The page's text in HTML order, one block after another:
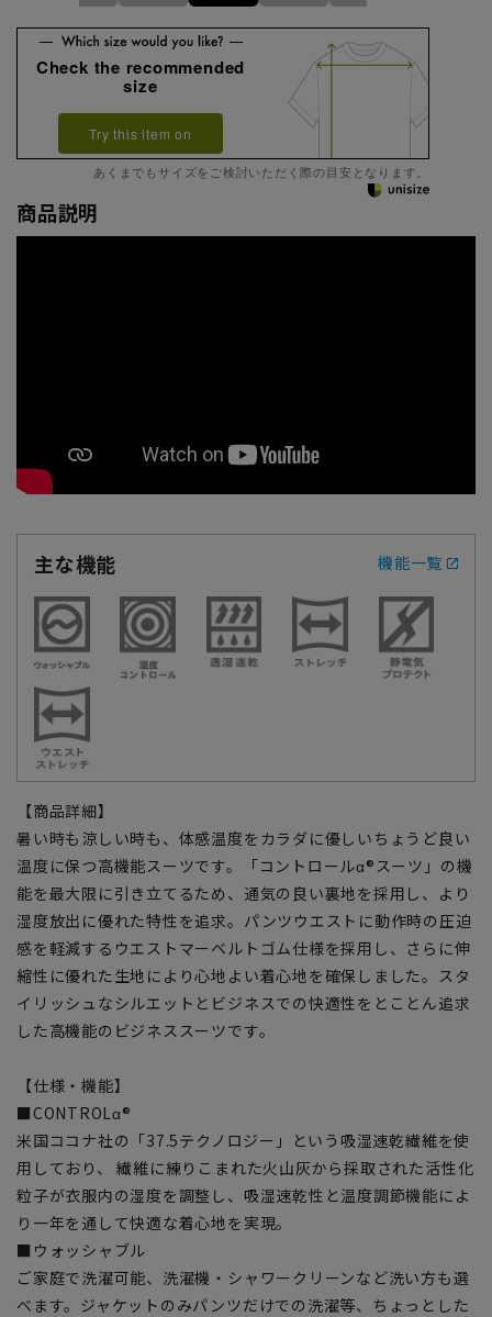
Check the recommended
size
Try this item on
あくまでもサイズをご検討いただく際の目安となります。
商品説明
主な機能 機能一覧
【商品詳細】
暑い時も涼しい時も、体感温度をカラダに優しいちょうど良い
温度に保つ高機能スーツです。「コントロールα®スーツ」の機
能を最大限に引き立てるため、通気の良い裏地を採用し、より
湿度放出に優れた特性を追求。パンツウエストに動作時の圧迫
感を軽減するウエストマーベルトゴム仕様を採用し、さらに伸
縮性に優れた生地により心地よい着心地を確保しました。スタ
イリッシュなシルエットとビジネスでの快適性をとことん追求
した高機能のビジネススーツです。
【仕様・機能】
■CONTROLα®
米国ココナ社の「37.5テクノロジー」という吸湿速乾繊維を使
用しており、 繊維に練りこまれた火山灰から採取された活性化
粒子が衣服内の湿度を調整し、吸湿速乾性と温度調節機能によ
り一年を通して快適な着心地を実現。
■ウォッシャブル
ご家庭で洗濯可能、洗濯機・シャワークリーンなど洗い方も選
べます。ジャケットのみパンツだけでの洗濯等、ちょっとした